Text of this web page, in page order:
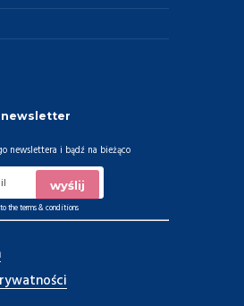
newsletter
newslettera i bądź na bieżąco
theterms & conditions